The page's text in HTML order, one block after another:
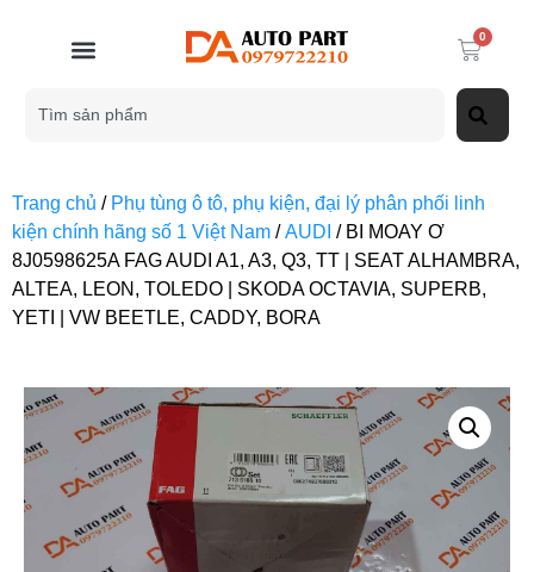
0
Trang chủ / Phụ tùng ô tô, phụ kiện, đại lý phân phối linh
kiện chính hãng số 1 Việt Nam /AUDI / BI MOAY Ơ
8J0598625A FAG AUDI A1, A3, Q3, TT | SEAT ALHAMBRA,
ALTEA, LEON, TOLEDO | SKODA OCTAVIA, SUPERB,
YETI | VW BEETLE, CADDY, BORA